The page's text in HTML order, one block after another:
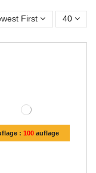
First 40
:100 auflage